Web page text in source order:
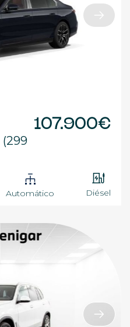
107.900€
Automático Diésel